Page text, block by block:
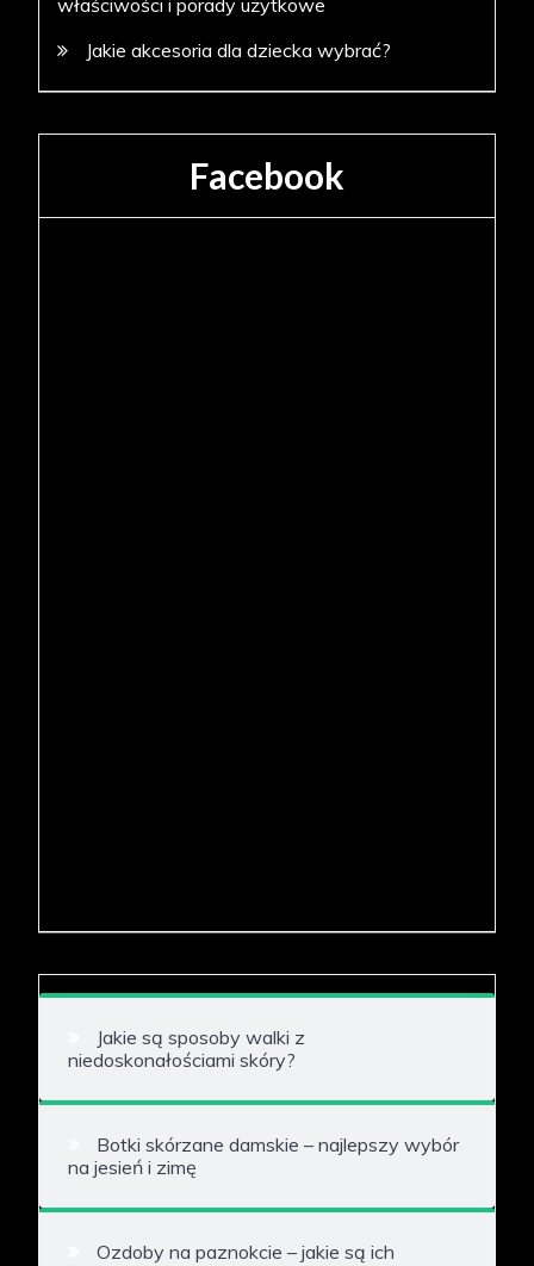
właściwości i porady użytkowe
Jakie akcesoria dla dziecka wybrać?
Facebook
Jakie są sposoby walki z
niedoskonałościami skóry?
Botki skórzane damskie – najlepszy wybór
na jesień i zimę
Ozdoby na paznokcie – jakie są ich